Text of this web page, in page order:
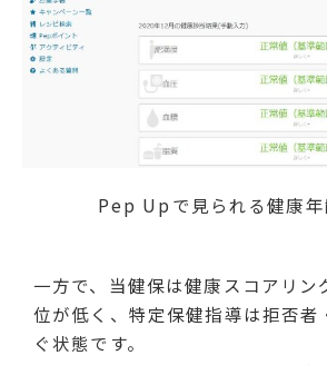
Pep Upで見られる健康年
一方で、当健保は健康スコアリン
位が低く、特定保健指導は拒否者
ぐ状態です。